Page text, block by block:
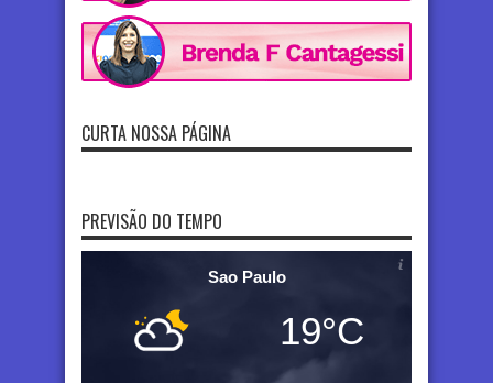
CURTA NOSSA PÁGINA
PREVISÃO DO TEMPO
Sao Paulo
19°C